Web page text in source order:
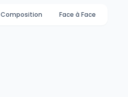
Composition Face à Face